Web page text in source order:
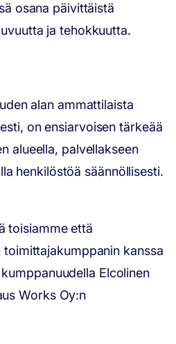
osana päivittäistä
ja tehokkuutta.
alan ammattilaista
on ensiarvoisen tärkeää
alueella, palvellakseen
henkilöstöä säännöllisesti.
toisiamme että
kanssa
Elcolinen
Works Oy:n